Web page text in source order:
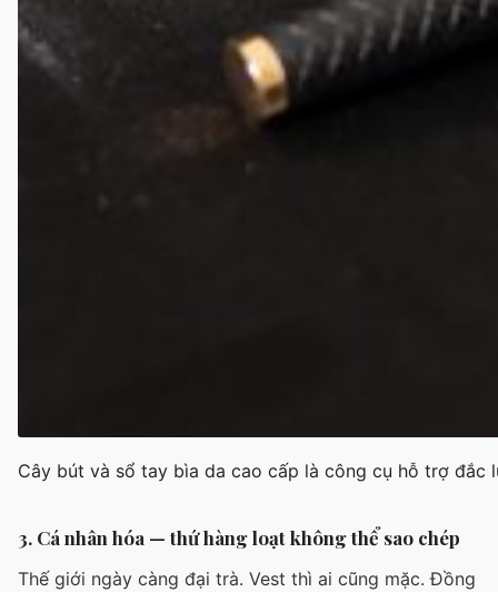
Cây bút và sổ tay bìa da cao cấp là công cụ hỗ trợ đắc
3. Cá nhân hóa — thứ hàng loạt không thể sao chép
Thế giới ngày càng đại trà. Vest thì ai cũng mặc. Đồng